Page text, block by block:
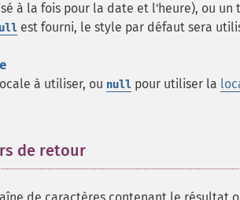
à la fois pour la date et l'heure), ou un
est fourni, le style par défaut sera
à utiliser, ou null pour utiliser la
de retour